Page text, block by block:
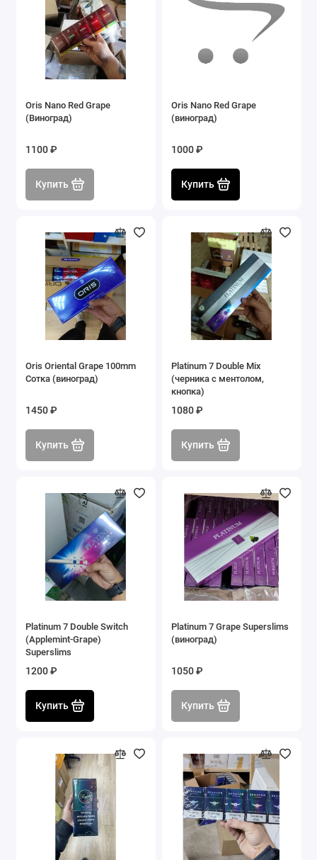
Oris Nano Red Grape
(Виноград)
1100 ₽
Купить
Oris Nano Red Grape
(виноград)
1000 ₽
Купить
Oris Oriental Grape 100mm
Сотка (виноград)
1450 ₽
Купить
Platinum 7 Double Mix
(черника с ментолом,
кнопка)
1080 ₽
Купить
Platinum 7 Double Switch
(Applemint-Grape)
Superslims
1200 ₽
Купить
Platinum 7 Grape Superslims
(виноград)
1050 ₽
Купить